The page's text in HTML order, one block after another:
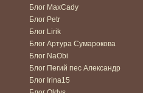
Блог MaxCady
Блог Petr
Блог Lirik
Блог Артура Сумарокова
Блог NaObi
Блог Пегий пес Александр
Блог Irina15